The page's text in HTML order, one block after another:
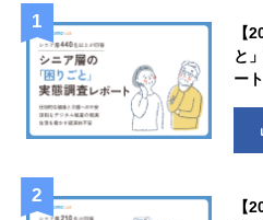
【
と
ート
【